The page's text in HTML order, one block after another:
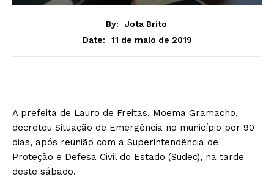
By:
Jota Brito
Date:
11 de maio de 2019
A prefeita de Lauro de Freitas, Moema Gramacho,
decretou Situação de Emergência no município por 90
dias, após reunião com a Superintendência de
Proteção e Defesa Civil do Estado (Sudec), na tarde
deste sábado.